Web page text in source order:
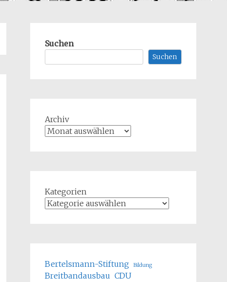
Suchen
Suchen
Archiv
Kategorien
Bertelsmann-Stiftung Bildung
Breitbandausbau CDU